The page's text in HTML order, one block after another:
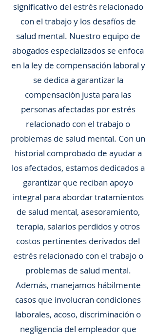
significativo del estrés relacionado
con el trabajo y los desafíos de
salud mental. Nuestro equipo de
abogados especializados se enfoca
en la ley de compensación laboral y
se dedica a garantizar la
compensación justa para las
personas afectadas por estrés
relacionado con el trabajo o
problemas de salud mental. Con un
historial comprobado de ayudar a
los afectados, estamos dedicados a
garantizar que reciban apoyo
integral para abordar tratamientos
de salud mental, asesoramiento,
terapia, salarios perdidos y otros
costos pertinentes derivados del
estrés relacionado con el trabajo o
problemas de salud mental.
Además, manejamos hábilmente
casos que involucran condiciones
laborales, acoso, discriminación o
negligencia del empleador que